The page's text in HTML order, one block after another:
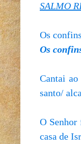
SALMO
Os
Os
Cantai
santo/
O Senhor
casa de